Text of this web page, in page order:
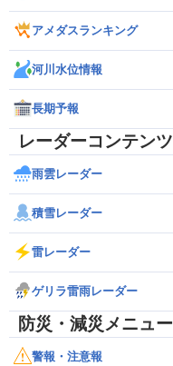
アメダスランキング
河川水位情報
長期予報
レーダーコンテンツ
雨雲レーダー
積雪レーダー
雷レーダー
ゲリラ雷雨レーダー
防災・減災メニュー
警報・注意報